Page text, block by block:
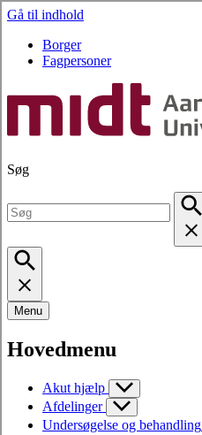
Gå til indhold
Borger
Fagpersoner
Søg
Menu
Hovedmenu
Akut hjælp
Afdelinger
Undersøgelse og behandling